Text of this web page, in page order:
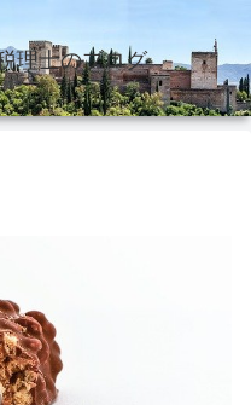
理士のブログ